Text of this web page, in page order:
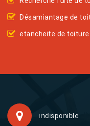
Désamiantage de
etancheite de toiture
indisponible